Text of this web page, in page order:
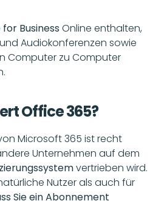
Business Online enthalten,
Audiokonferenzen sowie
Computer zu Computer
Office 365?
Microsoft 365 ist recht
Unternehmen auf dem
vertrieben wird.
Nutzer als auch für
Sie ein Abonnement